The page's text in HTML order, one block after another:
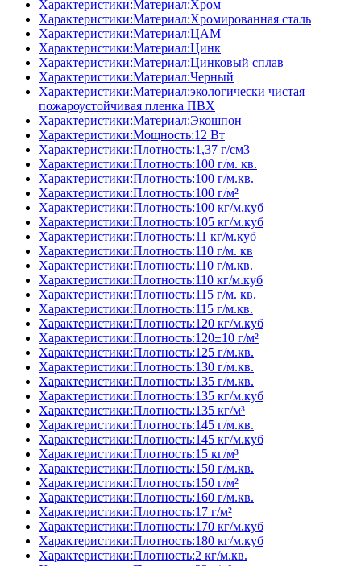
Характеристики:Материал:Хром
Характеристики:Материал:Хромированная сталь
Характеристики:Материал:ЦАМ
Характеристики:Материал:Цинк
Характеристики:Материал:Цинковый сплав
Характеристики:Материал:Черный
Характеристики:Материал:экологически чистая
пожароустойчивая пленка ПВХ
Характеристики:Материал:Экошпон
Характеристики:Мощность:12 Вт
Характеристики:Плотность:1,37 г/см3
Характеристики:Плотность:100 г/м. кв.
Характеристики:Плотность:100 г/м.кв.
Характеристики:Плотность:100 г/м²
Характеристики:Плотность:100 кг/м.куб
Характеристики:Плотность:105 кг/м.куб
Характеристики:Плотность:11 кг/м.куб
Характеристики:Плотность:110 г/м. кв
Характеристики:Плотность:110 г/м.кв.
Характеристики:Плотность:110 кг/м.куб
Характеристики:Плотность:115 г/м. кв.
Характеристики:Плотность:115 г/м.кв.
Характеристики:Плотность:120 кг/м.куб
Характеристики:Плотность:120±10 г/м²
Характеристики:Плотность:125 г/м.кв.
Характеристики:Плотность:130 г/м.кв.
Характеристики:Плотность:135 г/м.кв.
Характеристики:Плотность:135 кг/м.куб
Характеристики:Плотность:135 кг/м³
Характеристики:Плотность:145 г/м.кв.
Характеристики:Плотность:145 кг/м.куб
Характеристики:Плотность:15 кг/м³
Характеристики:Плотность:150 г/м.кв.
Характеристики:Плотность:150 г/м²
Характеристики:Плотность:160 г/м.кв.
Характеристики:Плотность:17 г/м²
Характеристики:Плотность:170 кг/м.куб
Характеристики:Плотность:180 кг/м.куб
Характеристики:Плотность:2 кг/м.кв.